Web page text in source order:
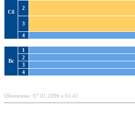
Сб
2
3
4
Вс
1
2
3
4
Обновлено: 07.01.2006 в 01:42.